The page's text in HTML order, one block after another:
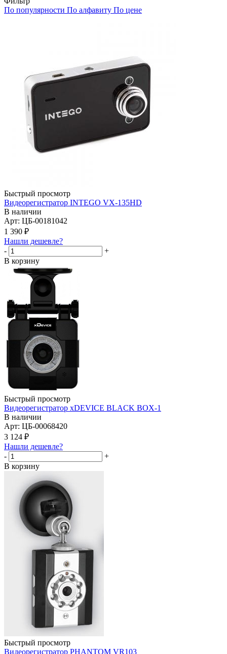
По популярности По алфавиту По цене
Быстрый просмотр
Видеорегистратор INTEGO VX-135HD
В наличии
Арт: ЦБ-00181042
1 390 ₽
Нашли дешевле?
-
+
В корзину
Быстрый просмотр
Видеорегистратор xDEVICE BLACK BOX-1
В наличии
Арт: ЦБ-00068420
3 124 ₽
Нашли дешевле?
-
+
В корзину
Быстрый просмотр
Видеорегистратор PHANTOM VR103